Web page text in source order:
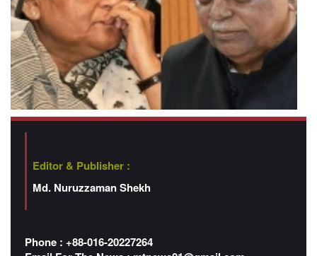
Editor & Publisher :
Md. Nuruzzaman Shekh
Phone : +88-016-20227264